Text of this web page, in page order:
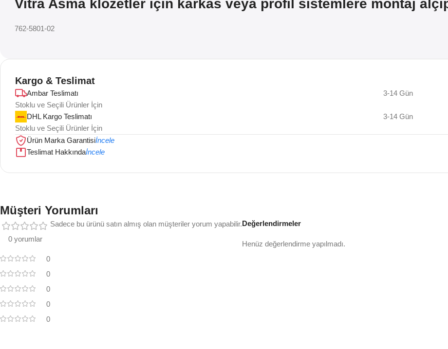
Vitra Asma klozetler için karkas veya profil sistemlere montaj
762-5801-02
Kargo & Teslimat
Ambar Teslimatı
Stoklu ve Seçili Ürünler İçin
3-14 Gün
DHL Kargo Teslimatı
Stoklu ve Seçili Ürünler İçin
3-14 Gün
Ürün Marka Garantisiİncele
Teslimat Hakkındaİncele
Müşteri Yorumları
0 yorumlar
0
0
0
0
0
Değerlendirmeler
Henüz değerlendirme yapılmadı.
Sadece bu ürünü satın almış olan müşteriler yorum yapabilir.